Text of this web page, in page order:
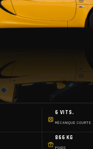
6 VITS.
MÉCANIQUE COURTE
866 KG
POIDS